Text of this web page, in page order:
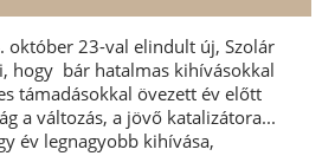
október 23-val elindult új, Szolár
hogy bár hatalmas kihívásokkal
támadásokkal övezett év előtt
a változás, a jövő katalizátora...
év legnagyobb kihívása,